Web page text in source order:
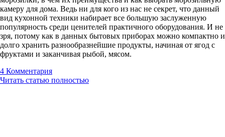
камеру для дома. Ведь ни для кого из нас не секрет, что данный
вид кухонной техники набирает все большую заслуженную
популярность среди ценителей практичного оборудования. И не
зря, потому как в данных бытовых приборах можно компактно и
долго хранить разнообразнейшие продукты, начиная от ягод с
фруктами и заканчивая рыбой, мясом.
4 Комментария
Читать статью полностью